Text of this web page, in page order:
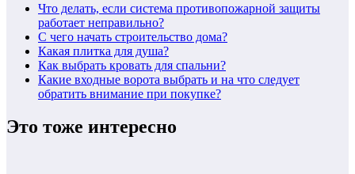
Что делать, если система противопожарной защиты
работает неправильно?
С чего начать строительство дома?
Какая плитка для душа?
Как выбрать кровать для спальни?
Какие входные ворота выбрать и на что следует
обратить внимание при покупке?
Это тоже интересно